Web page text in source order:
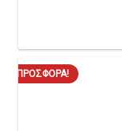
ΠΡΟΣΦΟΡΆ!